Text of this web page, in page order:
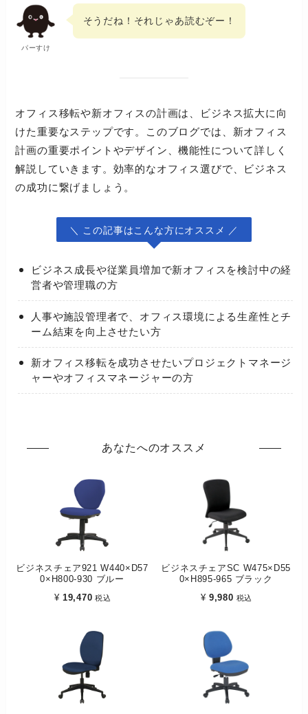
パーすけ
そうだね！それじゃあ読むぞー！
オフィス移転や新オフィスの計画は、ビジネス拡大に向
けた重要なステップです。このブログでは、新オフィス
計画の重要ポイントやデザイン、機能性について詳しく
解説していきます。効率的なオフィス選びで、ビジネス
の成功に繋げましょう。
＼ この記事はこんな方にオススメ ／
ビジネス成長や従業員増加で新オフィスを検討中の経
営者や管理職の方
人事や施設管理者で、オフィス環境による生産性とチ
ーム結束を向上させたい方
新オフィス移転を成功させたいプロジェクトマネージ
ャーやオフィスマネージャーの方
あなたへのオススメ
ビジネスチェア921 W440×D57
0×H800-930 ブルー
¥ 19,470 税込
ビジネスチェアSC W475×D55
0×H895-965 ブラック
¥ 9,980 税込